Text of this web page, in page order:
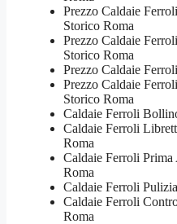
Prezzo Caldaie
Storico Roma
Prezzo Caldaie
Storico Roma
Prezzo Caldaie
Prezzo Caldaie
Storico Roma
Caldaie Ferroli
Caldaie Ferroli
Roma
Caldaie Ferroli
Roma
Caldaie Ferroli
Caldaie Ferroli
Roma